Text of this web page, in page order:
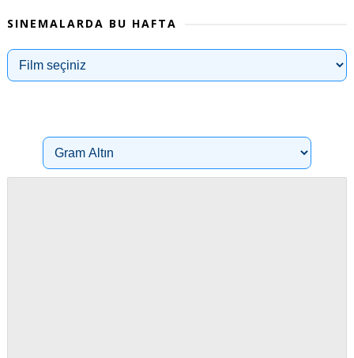
SINEMALARDA BU HAFTA